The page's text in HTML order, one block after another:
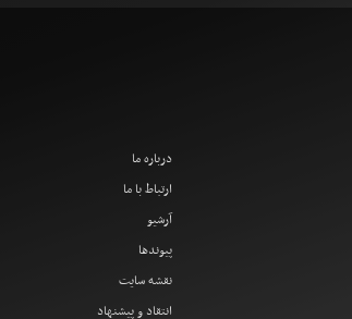
درباره ما
ارتباط با ما
آرشیو
پیوندها
نقشه سایت
انتقاد و پیشنهاد